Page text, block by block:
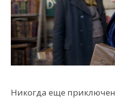
Никогда еще